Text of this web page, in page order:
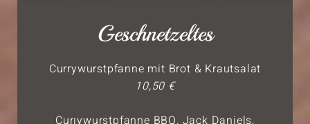
Geschnetzeltes
Currywurstpfanne mit Brot & Krautsalat
10,50 €
Curıywurstpfanne BBQ, Jack Daniels,